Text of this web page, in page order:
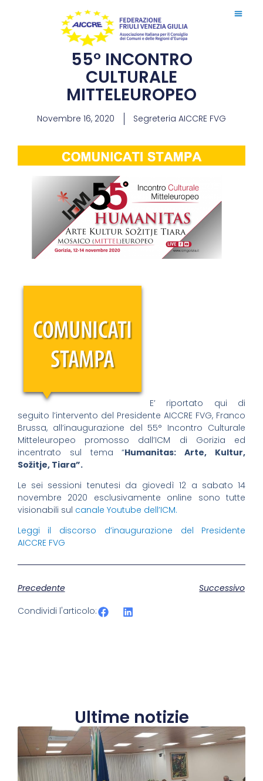
55° INCONTRO
CULTURALE
MITTELEUROPEO
Novembre 16, 2020 Segreteria AICCRE FVG
E’ riportato qui di
seguito l’intervento del Presidente AICCRE FVG, Franco
Brussa, all’inaugurazione del 55° Incontro Culturale
Mitteleuropeo promosso dall’ICM di Gorizia ed
incentrato sul tema “Humanitas: Arte, Kultur,
Sožitje, Tiara”.
Le sei sessioni tenutesi da giovedì 12 a sabato 14
novembre 2020 esclusivamente online sono tutte
visionabili sul canale Youtube dell’ICM.
Leggi il discorso d’inaugurazione del Presidente
AICCRE FVG
Precedente
Successivo
Condividi l'articolo:
Ultime notizie